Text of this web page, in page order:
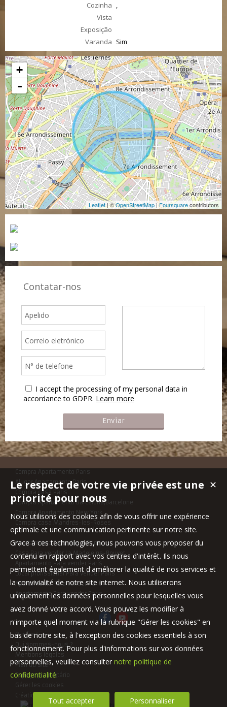
Cozinha ,
Vista
Exposição
Varanda Sim
+
-
Leaflet| ©OpenStreetMap |Foursquarecontributors
Contatar-nos
I accept the processing of my personal data in
accordance to GDPR. Learn more
Compra Apartamento Paris
Alugar Apartamento Paris
Compra casa Paris
Compra Apartamento Barcelona,Barcelone
Compra Apartamento New York
Compra casa Mandres-les-Roses
Apartamento Para alugar Paris
Casa Para vender La Madeleine-Bouvet
Apartamento Para vender Paris
Local profissional Para vender Paris
Apartamento Para vender Paris
Apartamento Para vender Paris
Our fees
Qui sommes-nous ?
Mentions légales
Plan du site
Espaço proprietário
Gérer les cookies
Création site internet immobilier
✕
Le respect de votre vie privée est une
priorité pour nous
Nous utilisons des cookies afin de vous offrir une expérience
optimale et une communication pertinente sur notre site.
Grace à ces technologies, nous pouvons vous proposer du
contenu en rapport avec vos centres d'intérêt. Ils nous
permettent également d'améliorer la qualité de nos services et
la convivialité de notre site internet. Nous utiliserons
uniquement les données personnelles pour lesquelles vous
avez donné votre accord. Vous pouvez les modifier à
n'importe quel moment via la rubrique "Gérer les cookies" en
bas de notre site, à l'exception des cookies essentiels à son
fonctionnement. Pour plus d'informations sur vos données
personnelles, veuillez consulter notre politique de
confidentialité.
Tout accepter Personnaliser